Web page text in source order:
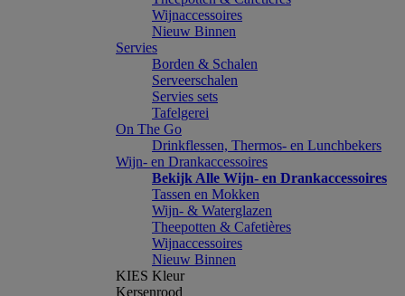
Wijnaccessoires
Nieuw Binnen
Servies
Borden & Schalen
Serveerschalen
Servies sets
Tafelgerei
On The Go
Drinkflessen, Thermos- en Lunchbekers
Wijn- en Drankaccessoires
Bekijk Alle Wijn- en Drankaccessoires
Tassen en Mokken
Wijn- & Waterglazen
Theepotten & Cafetières
Wijnaccessoires
Nieuw Binnen
KIES Kleur
Kersenrood